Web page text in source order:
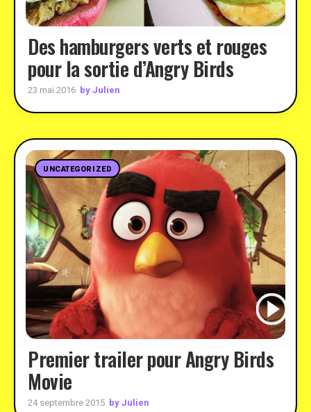
Des hamburgers verts et rouges
pour la sortie d’Angry Birds
23 mai 2016 by Julien
UNCATEGORIZED
Premier trailer pour Angry Birds
Movie
24 septembre 2015 by Julien